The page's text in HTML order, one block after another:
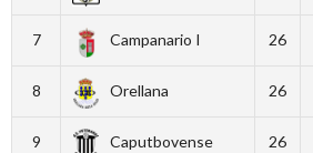
7 Campanario I 26
8 Orellana 26
9 Caputbovense 26